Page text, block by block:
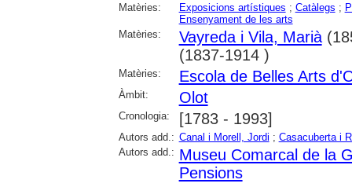
Matèries: Exposicions artístiques ; Catàlegs ;
Ensenyament de les arts
Matèries:
Vayreda i Vila, Marià
(1837-1914 )
Matèries: Escola de Belles Arts
Àmbit: Olot
Cronologia: [1783 - 1993]
Autors add.: Canal i Morell, Jordi ; Casacuberta i
Autors add.: Museu Comarcal de la
Pensions